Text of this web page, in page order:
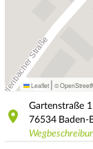
Leaflet | ©
Gartenstraße 1
76534 Baden-